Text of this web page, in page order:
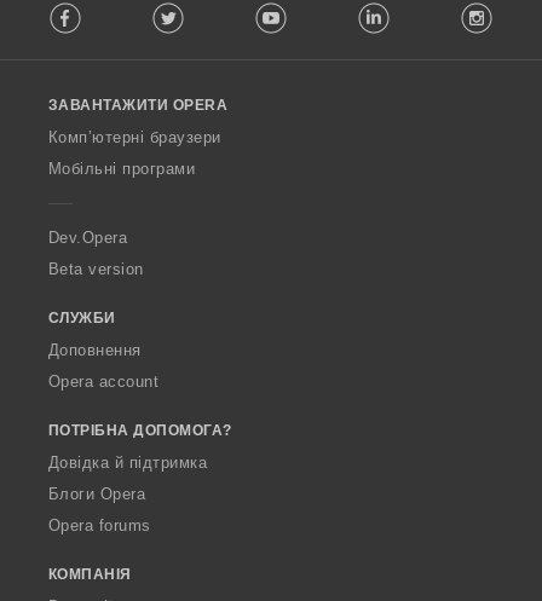
o
w
O
p
a
Facebook Twitter Youtube LinkedIn
ЗАВАНТАЖИТИ OPERA
Комп’ютерні браузери
Мобільні програми
Dev.Opera
Beta version
СЛУЖБИ
Доповнення
Opera account
ПОТРІБНА ДОПОМОГА?
Довідка й підтримка
Блоги Opera
Opera forums
КОМПАНІЯ